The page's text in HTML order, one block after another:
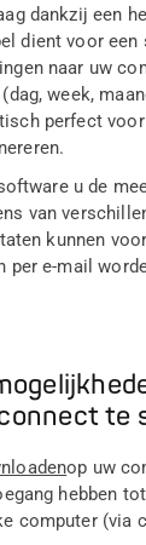
dankzij een
dient voor
naar uw
week,
perfect
u de
van
kunnen
per e-mail
te
op uw
hebben
computer (via